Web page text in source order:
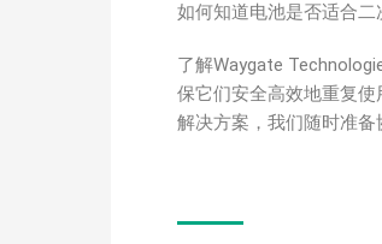
如何知道电池是否适合
了解Waygate
保它们安全高效地重复
解决方案，我们随时准备